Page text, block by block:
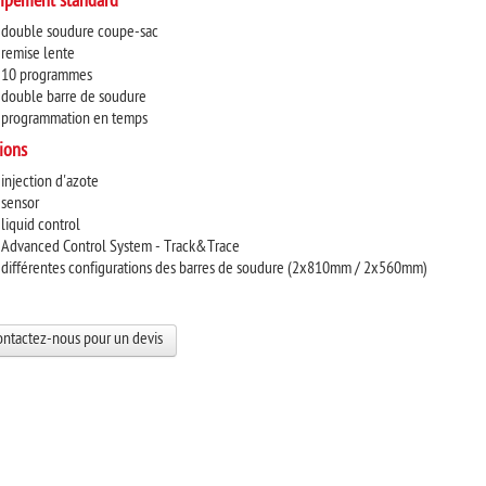
double soudure coupe-sac
remise lente
10 programmes
double barre de soudure
programmation en temps
injection d'azote
sensor
liquid control
Advanced Control System - Track&Trace
différentes configurations des barres de soudure (2x810mm / 2x560mm)
nous pour un devis